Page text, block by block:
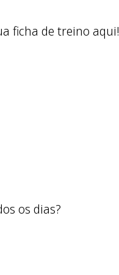
ficha de treino aqui!
os dias?